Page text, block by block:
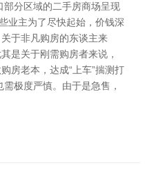
部分区域的二手房商场呈现
业主为了尽快起始，价钱深
于非凡购房的东谈主来
是关于刚需购房者来说，
房老本，达成“上车”揣测打
极度严慎。由于是急售，